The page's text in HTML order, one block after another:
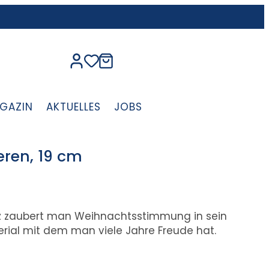
AKTUELLES JOBS
19 cm
man Weihnachtsstimmung in sein
mit dem man viele Jahre Freude hat.